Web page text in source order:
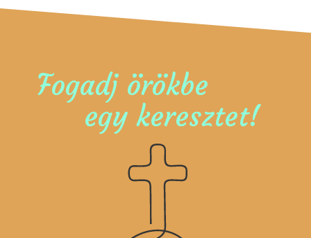
Fogadj örökbe
egy keresztet!